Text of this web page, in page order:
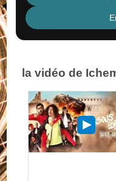
la vidéo de